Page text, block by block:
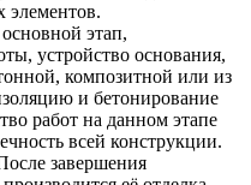
элементов.
этап,
устройство основания,
композитной или из
и бетонирование
работ на данном этапе
всей конструкции.
завершения